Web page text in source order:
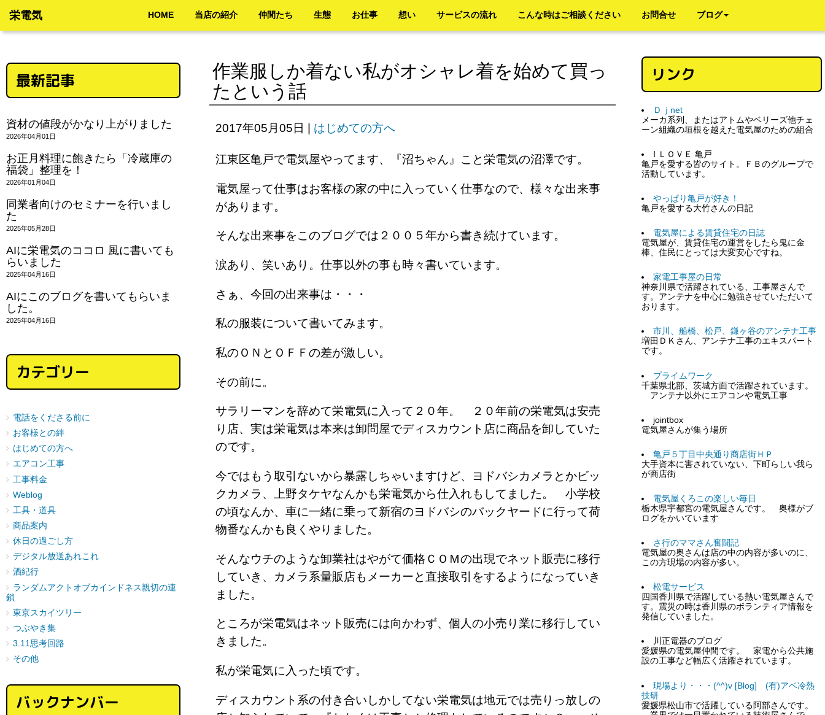
栄電気 HOME 当店の紹介 仲間たち 生態 お仕事 想い サービスの流れ こんな時はご相談ください お問合せ ブログ
作業服しか着ない私がオシャレ着を始めて買っ
たという話
2017年05月05日 はじめての方へ
江東区亀戸で電気屋やってます、『沼ちゃん』こと栄電気の沼澤です。
電気屋って仕事はお客様の家の中に入っていく仕事なので、様々な出来事
があります。
そんな出来事をこのブログでは２００５年から書き続けています。
涙あり、笑いあり。仕事以外の事も時々書いています。
さぁ、今回の出来事は・・・
私の服装について書いてみます。
私のＯＮとＯＦＦの差が激しい。
その前に。
サラリーマンを辞めて栄電気に入って２０年。 ２０年前の栄電気は安売
り店、実は栄電気は本来は卸問屋でディスカウント店に商品を卸していた
のです。
今ではもう取引ないから暴露しちゃいますけど、ヨドバシカメラとかビッ
クカメラ、上野タケヤなんかも栄電気から仕入れもしてました。 小学校
の頃なんか、車に一緒に乗って新宿のヨドバシのバックヤードに行って荷
物番なんかも良くやりました。
そんなウチのような卸業社はやがて価格ＣＯＭの出現でネット販売に移行
していき、カメラ系量販店もメーカーと直接取引をするようになっていき
ました。
ところが栄電気はネット販売には向かわず、個人の小売り業に移行してい
きました。
私が栄電気に入った頃です。
ディスカウント系の付き合いしかしてない栄電気は地元では売りっ放しの
最新記事
資材の値段がかなり上がりました
2026年04月01日
お正月料理に飽きたら「冷蔵庫の
福袋」整理を！
2026年01月04日
同業者向けのセミナーを行いまし
た
2025年05月28日
AIに栄電気のココロ 風に書いても
らいました
2025年04月16日
AIにこのブログを書いてもらいま
した。
2025年04月16日
カテゴリー
電話をくださる前に
お客様との絆
はじめての方へ
エアコン工事
工事料金
Weblog
工具・道具
商品案内
休日の過ごし方
デジタル放送あれこれ
酒紀行
ランダムアクトオブカインドネス親切の連
鎖
東京スカイツリー
つぶやき集
3.11思考回路
その他
バックナンバー
リンク
Ｄｊnet
メーカ系列、またはアトムやベリーズ他チェ
ーン組織の垣根を越えた電気屋のための組合
I ＬＯＶＥ 亀戸
亀戸を愛する皆のサイト。ＦＢのグループで
活動しています。
やっぱり亀戸が好き！
亀戸を愛する大竹さんの日記
電気屋による賃貸住宅の日誌
電気屋が、賃貸住宅の運営をしたら鬼に金
棒、住民にとっては大変安心ですね。
家電工事屋の日常
神奈川県で活躍されている、工事屋さんで
す。アンテナを中心に勉強させていただいて
おります。
市川、船橋、松戸、鎌ヶ谷のアンテナ工事
増田ＤＫさん、アンテナ工事のエキスパート
です。
プライムワーク
千葉県北部、茨城方面で活躍されています。
アンテナ以外にエアコンや電気工事
jointbox
電気屋さんが集う場所
亀戸５丁目中央通り商店街ＨＰ
大手資本に害されていない、下町らしい我ら
が商店街
電気屋くろこの楽しい毎日
栃木県宇都宮の電気屋さんです。 奥様がブ
ログをかいています
さ行のママさん奮闘記
電気屋の奥さんは店の中の内容が多いのに、
この方現場の内容が多い。
松電サービス
四国香川県で活躍している熱い電気屋さんで
す。震災の時は香川県のボランティア情報を
発信していました。
川正電器のブログ
愛媛県の電気屋仲間です。 家電から公共施
設の工事など幅広く活躍されています。
現場より・・・(^^)v [Blog] (有)アベ冷熱
技研
愛媛県松山市で活躍している阿部さんです。